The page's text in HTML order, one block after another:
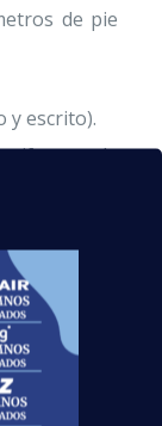
de pie
y escrito).
de
con esta